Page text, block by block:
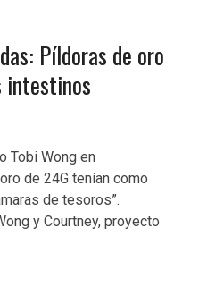
Píldoras de oro
intestinos
Tobi Wong en
de 24G tenían como
de tesoros”.
y Courtney, proyecto